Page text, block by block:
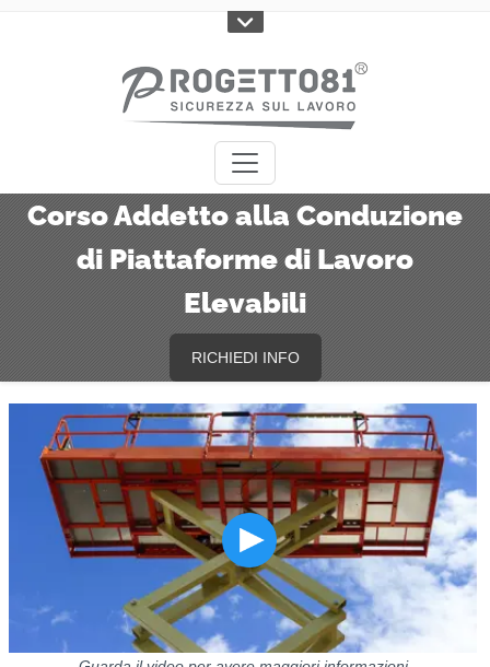
Corso Addetto alla Conduzione
di Piattaforme di Lavoro
Elevabili